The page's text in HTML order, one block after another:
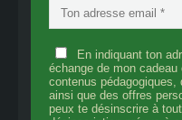
En indiquant ton
échange de mon
contenus
ainsi que des offres
peux te désinscrire à